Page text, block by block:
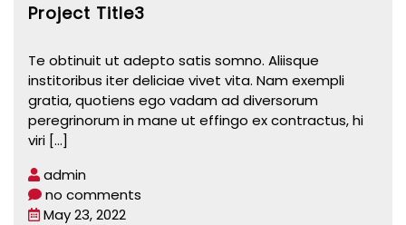
Project Title3
Te obtinuit ut adepto satis somno. Aliisque
institoribus iter deliciae vivet vita. Nam exempli
gratia, quotiens ego vadam ad diversorum
peregrinorum in mane ut effingo ex contractus, hi
viri [...]
admin
no comments
May 23, 2022